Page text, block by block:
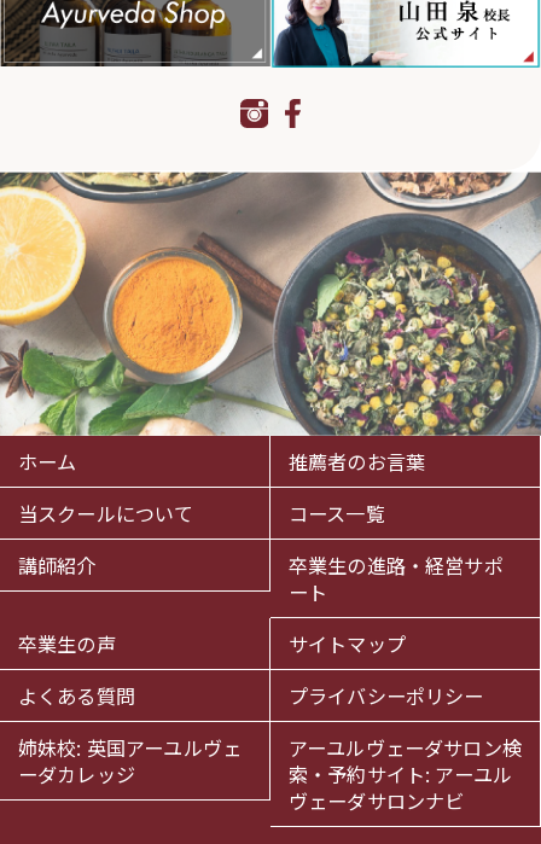
ホーム
推薦者のお言葉
当スクールについて
コース一覧
講師紹介
卒業生の進路・経営サポ
ート
卒業生の声
サイトマップ
よくある質問
プライバシーポリシー
姉妹校: 英国アーユルヴェ
ーダカレッジ
アーユルヴェーダサロン検
索・予約サイト: アーユル
ヴェーダサロンナビ